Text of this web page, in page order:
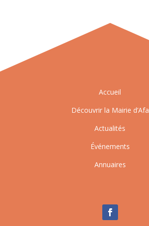
Accueil
Découvrir la Mairie d’Afa
Actualités
Événements
Annuaires